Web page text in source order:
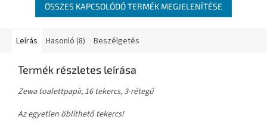
ÖSSZES KAPCSOLÓDÓ TERMÉK MEGJELENÍTÉSE
Leírás Hasonló (8) Beszélgetés
Termék részletes leírása
Zewa toalettpapír, 16 tekercs, 3-rétegű
Az egyetlen öblíthető tekercs!